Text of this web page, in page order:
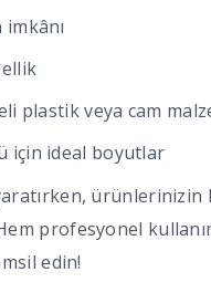
imkânı
plastik veya cam
için ideal boyutlar
profesyonel
edin!